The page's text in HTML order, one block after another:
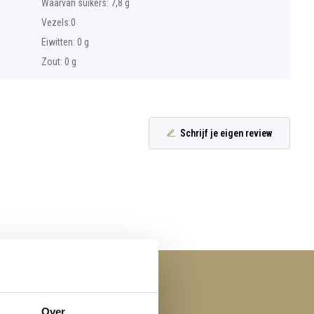
Waarvan suikers: 7,8 g
Vezels:0
Eiwitten: 0 g
Zout: 0 g
Schrijf je eigen review